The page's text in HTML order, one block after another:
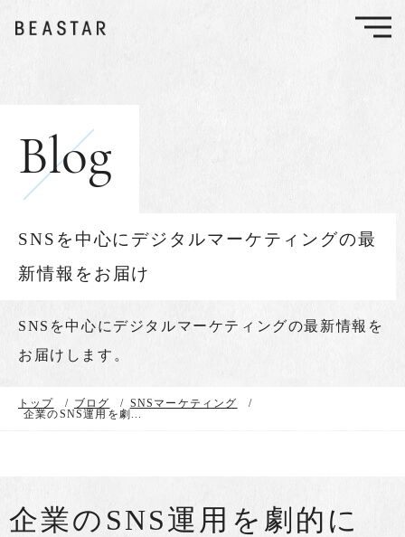
Blog
SNSを中心にデジタルマーケティングの最
新情報をお届け
SNSを中心に デジタルマーケティングの最新情報を
お届けします。
トップ / ブログ / SNSマーケティング
/
企業のSNS運用を劇...
企業のSNS運用を劇的に